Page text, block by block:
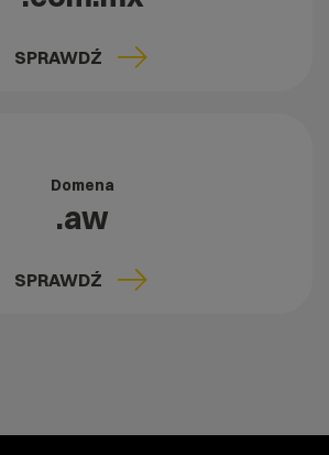
SPRAWDŹ
Domena
.aw
SPRAWDŹ